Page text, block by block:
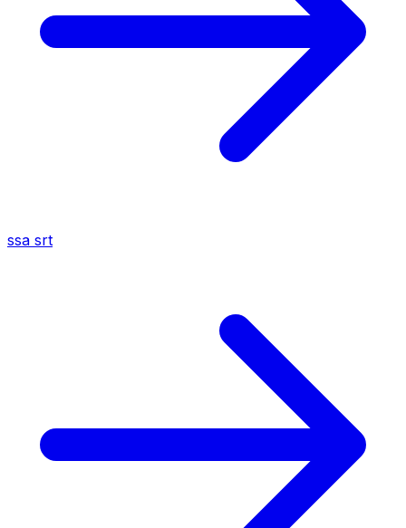
ssa srt